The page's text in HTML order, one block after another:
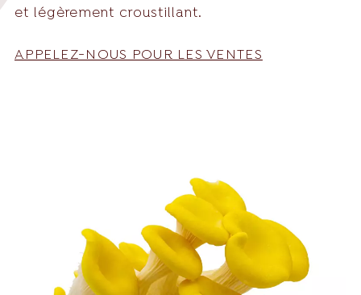
Français
+31 174 245 543
et légèrement croustillant.
APPELEZ-NOUS POUR LES VENTES